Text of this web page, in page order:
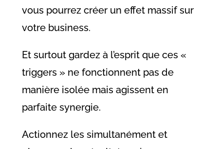
vous pourrez créer un effet massif sur
votre business.
Et surtout gardez à l’esprit que ces «
triggers » ne fonctionnent pas de
manière isolée mais agissent en
parfaite synergie.
Actionnez les simultanément et